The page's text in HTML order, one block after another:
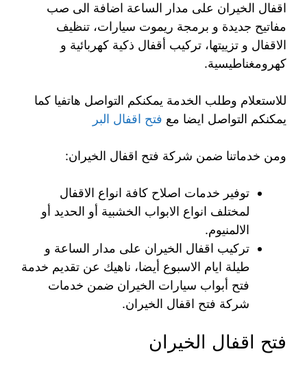
اقفال الخيران على مدار الساعة اضافة الى صب
مفاتيح جديدة و برمجة ريموت سيارات، تنظيف
الاقفال و تزييتها، تركيب أقفال ذكية كهربائية و
كهرومغناطيسية.
للاستعلام وطلب الخدمة يمكنكم التواصل هاتفيا كما
يمكنكم التواصل ايضا مع فتح اقفال البر
ومن خدماتنا ضمن شركة فتح اقفال الخيران:
توفير خدمات اصلاح كافة انواع الاقفال
لمختلف انواع الابواب الخشبية أو الحديد أو
الالمنيوم.
تركيب اقفال الخيران على مدار الساعة و
طيلة ايام الاسبوع أيضا، ناهيك عن تقديم خدمة
فتح أبواب سيارات الخيران ضمن خدمات
شركة فتح اقفال الخيران.
فتح اقفال الخيران